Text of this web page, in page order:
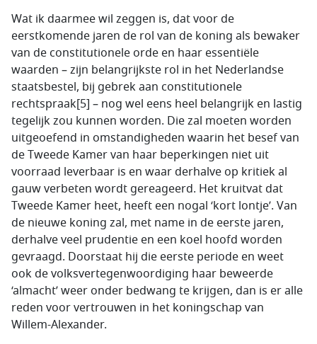
Wat ik daarmee wil zeggen is, dat voor de
eerstkomende jaren de rol van de koning als bewaker
van de constitutionele orde en haar essentiële
waarden – zijn belangrijkste rol in het Nederlandse
staatsbestel, bij gebrek aan constitutionele
rechtspraak[5] – nog wel eens heel belangrijk en lastig
tegelijk zou kunnen worden. Die zal moeten worden
uitgeoefend in omstandigheden waarin het besef van
de Tweede Kamer van haar beperkingen niet uit
voorraad leverbaar is en waar derhalve op kritiek al
gauw verbeten wordt gereageerd. Het kruitvat dat
Tweede Kamer heet, heeft een nogal ‘kort lontje’. Van
de nieuwe koning zal, met name in de eerste jaren,
derhalve veel prudentie en een koel hoofd worden
gevraagd. Doorstaat hij die eerste periode en weet
ook de volksvertegenwoordiging haar beweerde
‘almacht’ weer onder bedwang te krijgen, dan is er alle
reden voor vertrouwen in het koningschap van
Willem-Alexander.